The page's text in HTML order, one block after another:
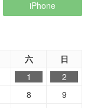
iPhone
六 日
1
2
8
9